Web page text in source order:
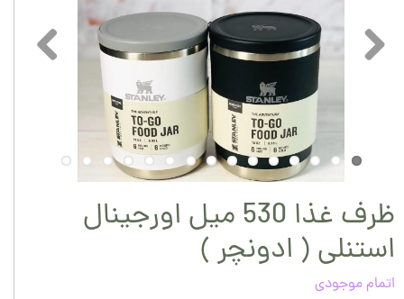
ظرف غذا 530 میل اورجینال
استنلی ( ادونچر )
اتمام موجودی